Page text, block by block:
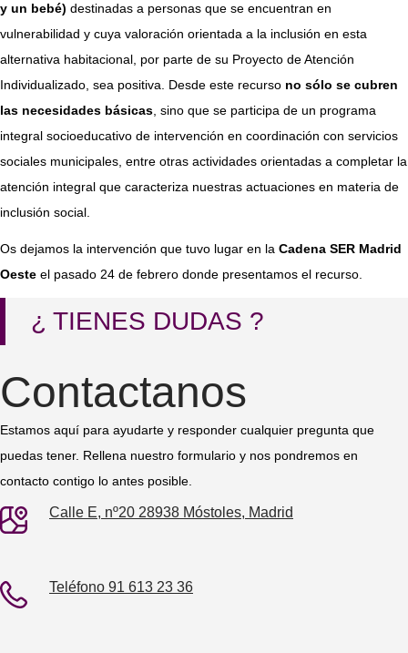
y un bebé) destinadas a personas que se encuentran en
vulnerabilidad y cuya valoración orientada a la inclusión en esta
alternativa habitacional, por parte de su Proyecto de Atención
Individualizado, sea positiva. Desde este recurso no sólo se cubren
las necesidades básicas , sino que se participa de un programa
integral socioeducativo de intervención en coordinación con servicios
sociales municipales, entre otras actividades orientadas a completar la
atención integral que caracteriza nuestras actuaciones en materia de
inclusión social.
Os dejamos la intervención que tuvo lugar en la Cadena SER Madrid
Oeste​ el pasado 24 de febrero donde presentamos el recurso.
¿ TIENES DUDAS ?
Contactanos
Estamos aquí para ayudarte y responder cualquier pregunta que
puedas tener. Rellena nuestro formulario y nos pondremos en
contacto contigo lo antes posible.
Calle E, nº20 28938 Móstoles, Madrid
Teléfono 91 613 23 36